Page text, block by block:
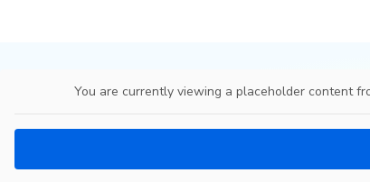
You are currently viewing a placeholder content